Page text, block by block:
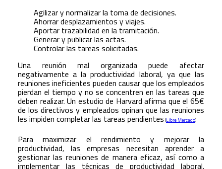
Agilizar y normalizar la toma de decisiones.
Ahorrar desplazamientos y viajes.
Aportar trazabilidad en la tramitación.
Generar y publicar las actas.
Controlar las tareas solicitadas.
Una reunión mal organizada puede afectar
negativamente a la productividad laboral, ya que las
reuniones ineficientes pueden causar que los empleados
pierdan el tiempo y no se concentren en las tareas que
deben realizar. Un estudio de Harvard afirma que el 65€
de los directivos y empleados opinan que las reuniones
les impiden completar las tareas pendientes (Libre Mercado)
Para maximizar el rendimiento y mejorar la
productividad, las empresas necesitan aprender a
gestionar las reuniones de manera eficaz, así como a
implementar las técnicas de productividad laboral.